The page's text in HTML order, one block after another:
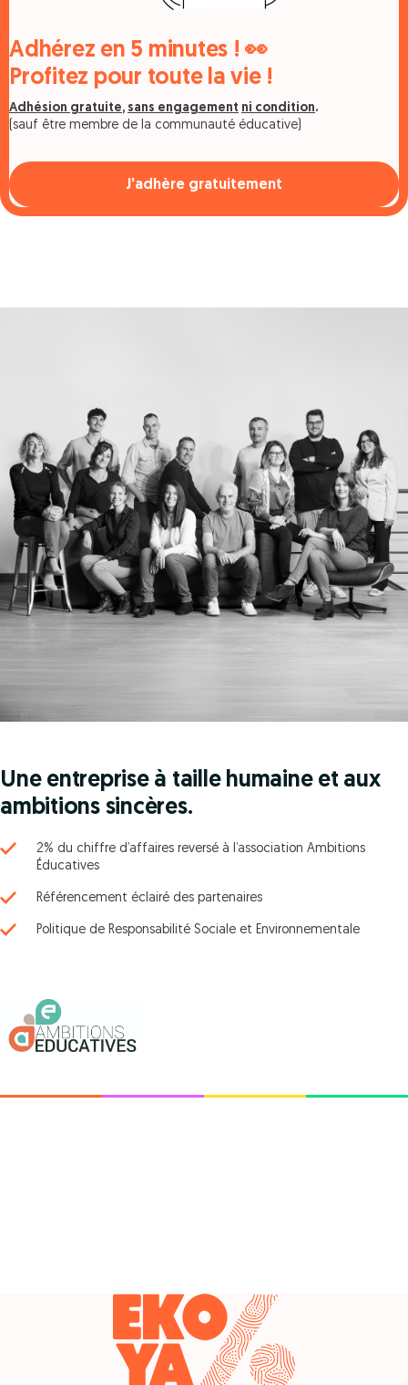
Adhérez en 5 minutes ! 👀
Profitez pour toute la vie !
Adhésion gratuite, sans engagement ni condition.
(sauf être membre de la communauté éducative)
J'adhère gratuitement
Une entreprise à taille humaine et aux
ambitions sincères.
2% du chiffre d’affaires reversé à l’association Ambitions
Éducatives
Référencement éclairé des partenaires
Politique de Responsabilité Sociale et Environnementale